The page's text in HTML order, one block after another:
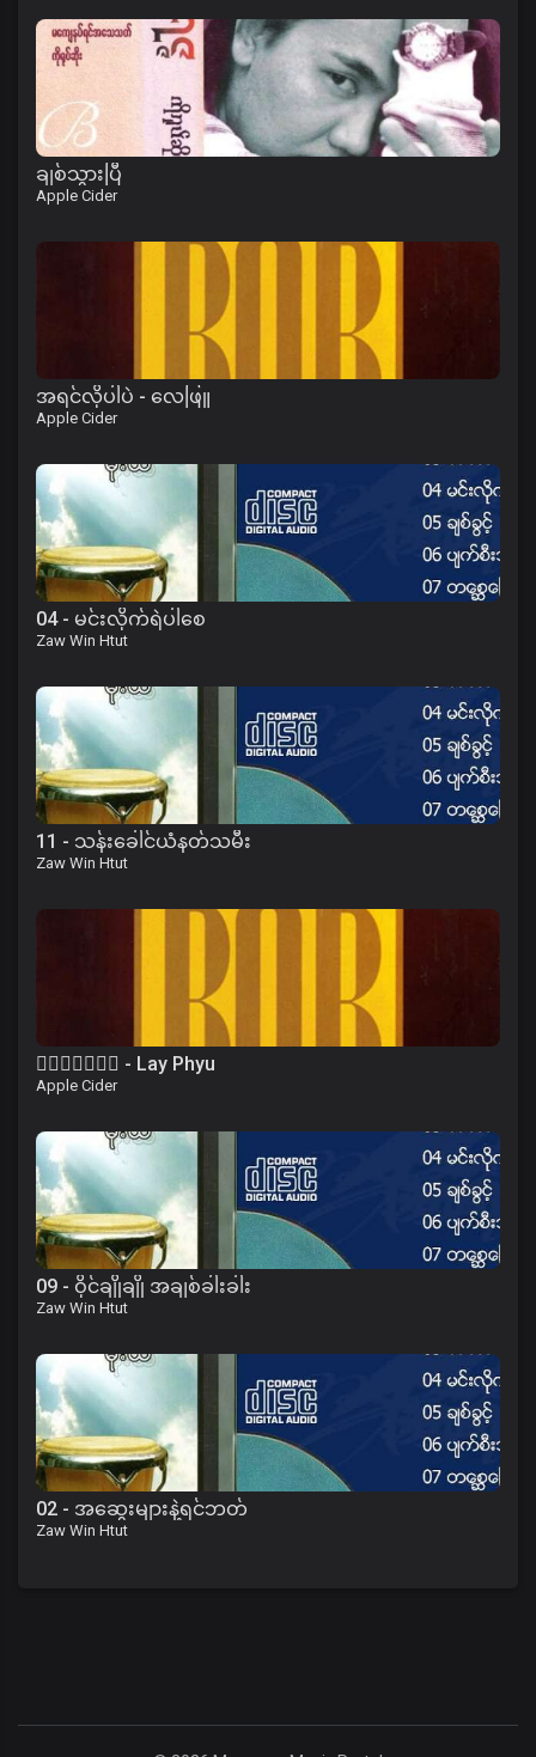
ချစ်သွားပြီ
Apple Cider
အရင်လိုပါပဲ - လေဖြူ
Apple Cider
04 - မင်းလိုက်ရဲပါစေ
Zaw Win Htut
11 - သန်းခေါင်ယံနတ်သမီး
Zaw Win Htut
၀ိေရာဓိ - Lay Phyu
Apple Cider
09 - ဝိုင်ချိုချို အချစ်ခါးခါး
Zaw Win Htut
02 - အဆွေးများနဲ့ရင်ဘတ်
Zaw Win Htut